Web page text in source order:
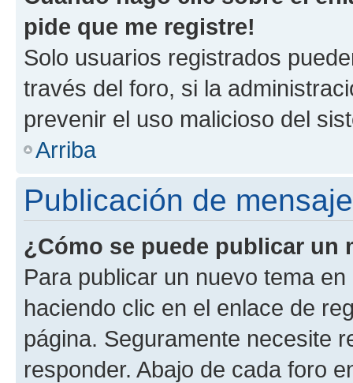
pide que me registre!
Solo usuarios registrados
través del foro, si la
prevenir el uso malicioso del
Arriba
Publicación de
¿Cómo se puede publicar un
Para publicar un nuevo tema
haciendo clic en el enlace de
página. Seguramente necesite
responder. Abajo de cada foro